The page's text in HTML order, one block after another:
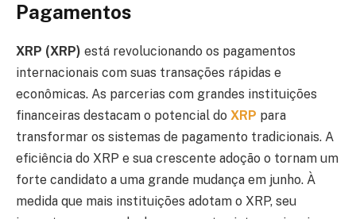
Pagamentos
XRP (XRP) está revolucionando os pagamentos
internacionais com suas transações rápidas e
econômicas. As parcerias com grandes instituições
financeiras destacam o potencial do XRP para
transformar os sistemas de pagamento tradicionais. A
eficiência do XRP e sua crescente adoção o tornam um
forte candidato a uma grande mudança em junho. À
medida que mais instituições adotam o XRP, seu